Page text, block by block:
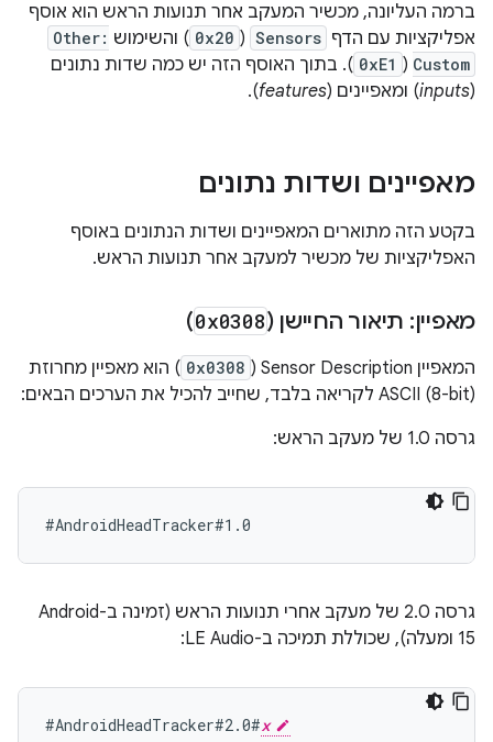
ברמה העליונה, מכשיר המעקב אחר תנועות הראש הוא אוסף
אפליקציות עם הדף Sensors
(
0x20 ) והשימוש Other:
Custom
(
0xE1 ). בתוך האוסף הזה יש כמה שדות נתונים
(
inputs) ומאפיינים (features
).
מאפיינים ושדות נתונים
בקטע הזה מתוארים המאפיינים ושדות הנתונים באוסף
האפליקציות של מכשיר למעקב אחר תנועות הראש.
מאפיין: תיאור החיישן (0x0308
)
המאפיין Sensor Description ( 0x0308 ) הוא מאפיין מחרוזת
ASCII (8-bit) לקריאה בלבד, שחייב להכיל את הערכים הבאים:
גרסה 1.0 של מעקב הראש:
גרסה 2.0 של מעקב אחרי תנועות הראש (זמינה ב-Android
15 ומעלה), שכוללת תמיכה ב-LE Audio:
#AndroidHeadTracker#2.0#x